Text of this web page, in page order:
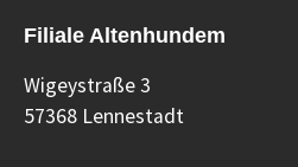
Filiale Altenhundem
Wigeystraße 3
57368 Lennestadt